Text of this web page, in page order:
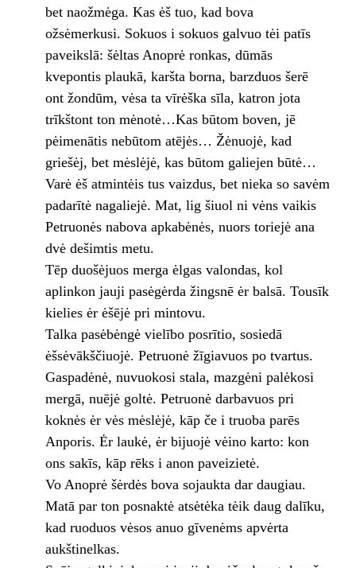
bet naožmėga. Kas ėš tuo, kad bova
ožsėmerkusi. Sokuos i sokuos galvuo tėi patīs
paveikslā: šėltas Anoprė ronkas, dūmās
kvepontis plaukā, karšta borna, barzduos šerē
ont žondūm, vėsa ta vīrėška sīla, katron jota
trīkštont ton mėnotė…Kas būtom boven, jē
pėimenātis nebūtom atējės… Žėnuojė, kad
griešėj, bet mėslėjė, kas būtom galiejen būtė…
Varė ėš atmintėis tus vaizdus, bet nieka so savėm
padarītė nagaliejė. Mat, lig šiuol ni vėns vaikis
Petruonės nabova apkabėnės, nuors toriejė ana
dvė dešimtis metu.
Tēp duošėjuos merga ėlgas valondas, kol
aplinkon jauji pasėgėrda žingsnē ėr balsā. Tousīk
kielies ėr ėšējė pri mintovu.
Talka pasėbėngė vielībo posrītio, sosiedā
ėšsėvākščiuojė. Petruonė žīgiavuos po tvartus.
Gaspadėnė, nuvuokosi stala, mazgėni palėkosi
mergā, nuējė goltė. Petruonė darbavuos pri
koknės ėr vės mėslėjė, kāp če i truoba parēs
Anporis. Ėr laukė, ėr bijuojė vėino karto: kon
ons sakīs, kāp rēks i anon paveizietė.
Vo Anoprė šėrdės bova sojaukta dar daugiau.
Matā par ton posnaktė atsėtėka tėik daug dalīku,
kad ruoduos vėsos anuo gīvenėms apvėrta
aukštinelkas.